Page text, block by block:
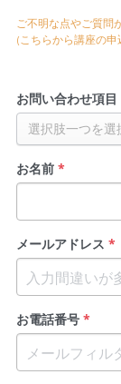
ご不明な点やご質問
(こちらから講座の
お問い合わせ項目
選択肢一つを
お名前*
メールアドレス *
お電話番号*